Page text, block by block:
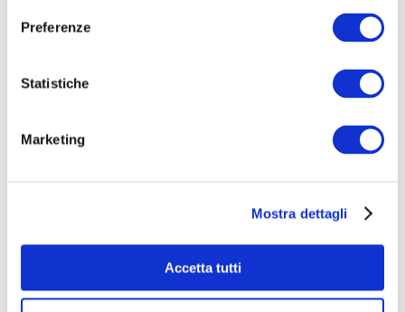
Preferenze
Statistiche
Marketing
Mostra dettagli
Accetta tutti
per la formazione e lo
sviluppo delle competenze chiave per
all’apprendimento
autonomo, alla capacità di svolgere ricerca, di
organizzare il proprio studio, sia a livello individuale
sia in gruppo.